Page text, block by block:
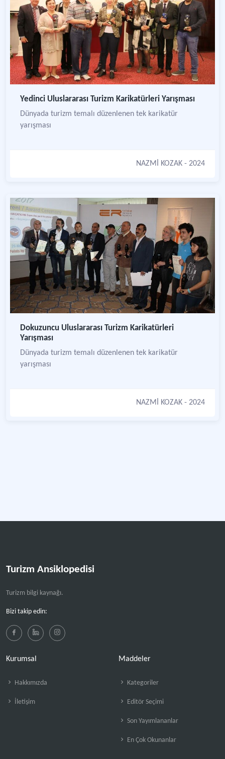
Yedinci Uluslararası Turizm Karikatürleri Yarışması
Dünyada turizm temalı düzenlenen tek karikatür
yarışması
NAZMİ KOZAK - 2024
Dokuzuncu Uluslararası Turizm Karikatürleri
Yarışması
Dünyada turizm temalı düzenlenen tek karikatür
yarışması
NAZMİ KOZAK - 2024
Turizm Ansiklopedisi
Turizm bilgi kaynağı.
Bizi takip edin:
Kurumsal
Hakkımızda
İletişim
Maddeler
Kategoriler
Editör Seçimi
Son Yayımlananlar
En Çok Okunanlar